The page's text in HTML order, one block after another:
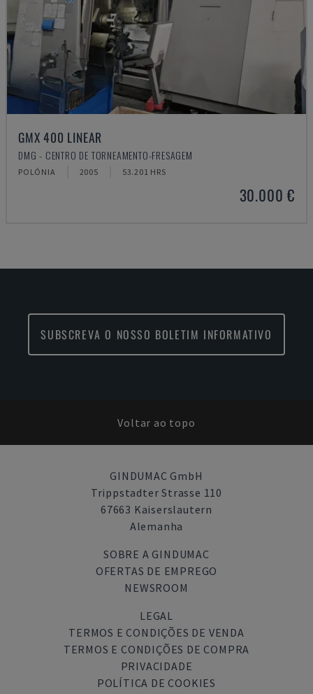
GMX 400 LINEAR
DMG - CENTRO DE TORNEAMENTO-FRESAGEM
POLÓNIA 2005 53.201 HRS
30.000 €
SUBSCREVA O NOSSO BOLETIM INFORMATIVO
Voltar ao topo
GINDUMAC GmbH
Trippstadter Strasse 110
67663 Kaiserslautern
Alemanha
SOBRE A GINDUMAC
OFERTAS DE EMPREGO
NEWSROOM
LEGAL
TERMOS E CONDIÇÕES DE VENDA
TERMOS E CONDIÇÕES DE COMPRA
PRIVACIDADE
POLÍTICA DE COOKIES